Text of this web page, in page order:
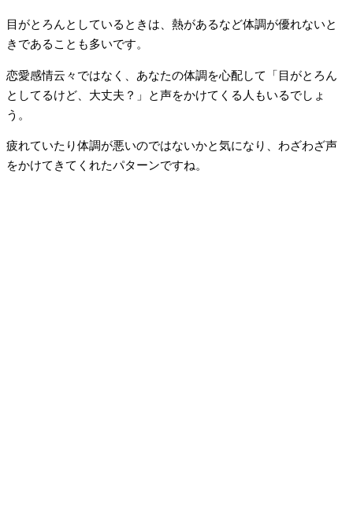
目がとろんとしているときは、熱があるなど体調が優れないと
きであることも多いです。
恋愛感情云々ではなく、あなたの体調を心配して「目がとろん
としてるけど、大丈夫？」と声をかけてくる人もいるでしょ
う。
疲れていたり体調が悪いのではないかと気になり、わざわざ声
をかけてきてくれたパターンですね。